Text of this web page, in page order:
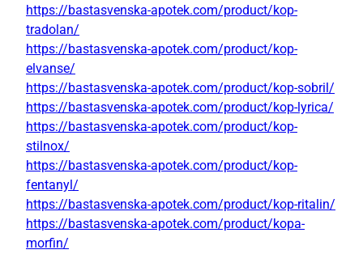
https://bastasvenska-apotek.com/product/kop-
tradolan/
https://bastasvenska-apotek.com/product/kop-
elvanse/
https://bastasvenska-apotek.com/product/kop-sobril/
https://bastasvenska-apotek.com/product/kop-lyrica/
https://bastasvenska-apotek.com/product/kop-
stilnox/
https://bastasvenska-apotek.com/product/kop-
fentanyl/
https://bastasvenska-apotek.com/product/kop-ritalin/
https://bastasvenska-apotek.com/product/kopa-
morfin/